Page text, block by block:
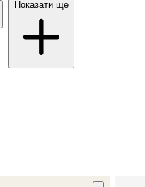
Показати ще